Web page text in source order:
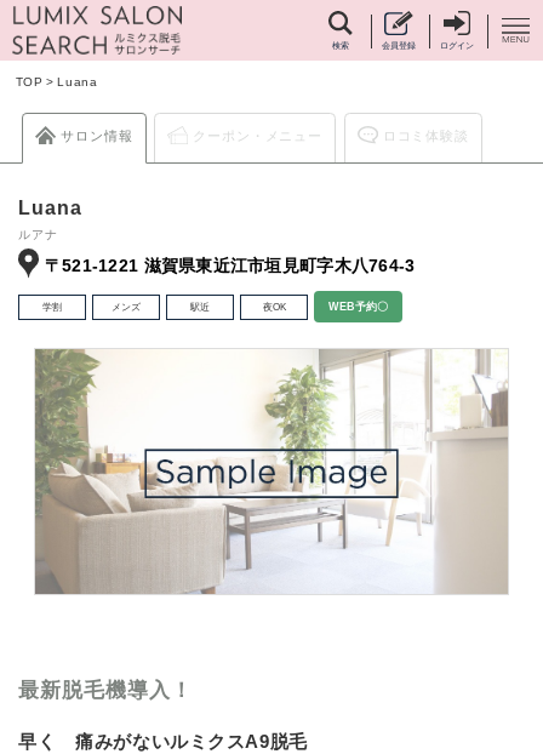
検索 会員登録 ログイン
TOP >Luana
サロン情報 クーポン・メニュー ロコミ体験談
Luana
ルアナ
〒521‐1221 滋賀県東近江市垣見町字木八764-3
学割 メンズ 駅近 夜OK WEB予約〇
最新脱毛機導入！
早く 痛みがないルミクスA9脱毛